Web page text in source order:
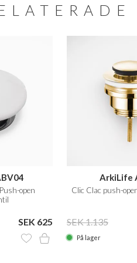
open
SEK 625
ArkiLife
Clic Clac push-
SEK 1.135
På lager